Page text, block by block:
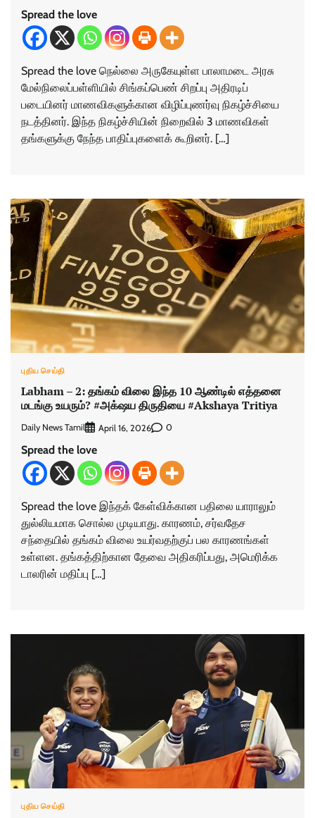
Spread the love
Spread the love நெல்லை அருகேயுள்ள பாலாமடை அரசு
மேல்நிலைப்பள்ளியில் சிங்கப்பெண் சிறப்பு அதிரடிப்
படையினர் மாணவிகளுக்கான விழிப்புணர்வு நிகழ்ச்சியை
நடத்தினர். இந்த நிகழ்ச்சியின் நிறைவில் 3 மாணவிகள்
தங்களுக்கு நேந்த பாதிப்புகளைக் கூறினர். […]
புதிய செய்தி
Labham – 2: தங்கம் விலை இந்த 10 ஆண்டில் எத்தனை
மடங்கு உயரும்? #அக்‌ஷய திருதியை #Akshaya Tritiya
Daily News Tamil April 16, 2026 0
Spread the love
Spread the love இந்தக் கேள்விக்கான பதிலை யாராலும்
துல்லியமாக சொல்ல முடியாது. காரணம், சர்வதேச
சந்தையில் தங்கம் விலை உயர்வதற்குப் பல காரணங்கள்
உள்ளன. தங்கத்திற்கான தேவை அதிகரிப்பது, அமெரிக்க
டாலரின் மதிப்பு […]
புதிய செய்தி